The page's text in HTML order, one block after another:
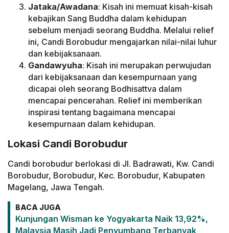
Jataka/Awadana: Kisah ini memuat kisah-kisah
kebajikan Sang Buddha dalam kehidupan
sebelum menjadi seorang Buddha. Melalui relief
ini, Candi Borobudur mengajarkan nilai-nilai luhur
dan kebijaksanaan.
Gandawyuha: Kisah ini merupakan perwujudan
dari kebijaksanaan dan kesempurnaan yang
dicapai oleh seorang Bodhisattva dalam
mencapai pencerahan. Relief ini memberikan
inspirasi tentang bagaimana mencapai
kesempurnaan dalam kehidupan.
Lokasi Candi Borobudur
Candi borobudur berlokasi di Jl. Badrawati, Kw. Candi
Borobudur, Borobudur, Kec. Borobudur, Kabupaten
Magelang, Jawa Tengah.
BACA JUGA
Kunjungan Wisman ke Yogyakarta Naik 13,92%,
Malaysia Masih Jadi Penyumbang Terbanyak